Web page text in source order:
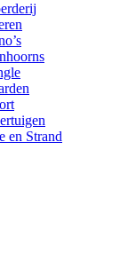
en Strand